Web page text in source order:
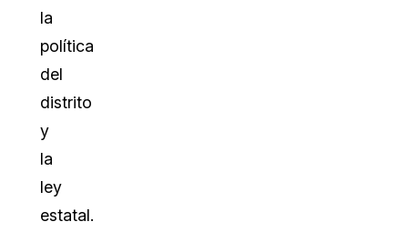
la
política
del
distrito
y
la
ley
estatal.